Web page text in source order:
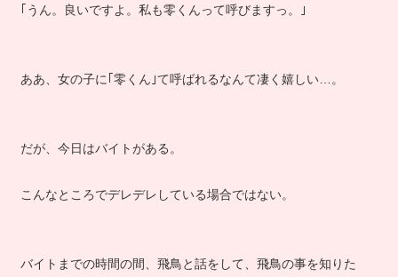
｢うん。良いですよ。私も零くんって呼びますっ。｣
ああ、女の子に｢零くん｣て呼ばれるなんて凄く嬉しい…。
だが、今日はバイトがある。
こんなところでデレデレしている場合ではない。
バイトまでの時間の間、飛鳥と話をして、飛鳥の事を知りた